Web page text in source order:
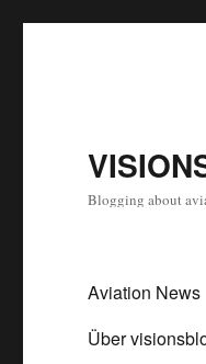
Blogging about
Aviation News
Über